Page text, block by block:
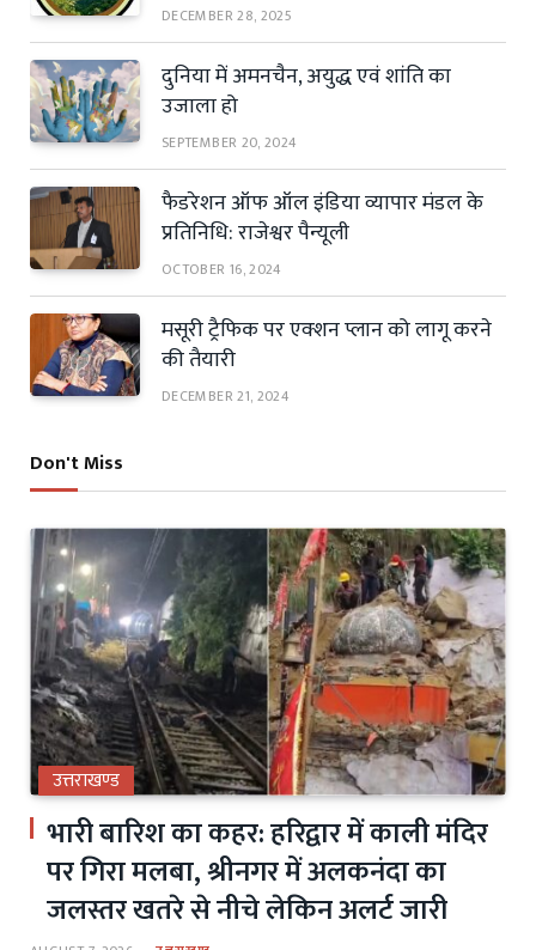
DECEMBER 28, 2025
दुनिया में अमनचैन, अयुद्ध एवं शांति का
उजाला हो
SEPTEMBER 20, 2024
फैडरेशन ऑफ ऑल इंडिया व्यापार मंडल के
प्रतिनिधि: राजेश्वर पैन्यूली
OCTOBER 16, 2024
मसूरी ट्रैफिक पर एक्शन प्लान को लागू करने
की तैयारी
DECEMBER 21, 2024
Don't Miss
उत्तराखण्ड
भारी बारिश का कहर: हरिद्वार में काली मंदिर
पर गिरा मलबा, श्रीनगर में अलकनंदा का
जलस्तर खतरे से नीचे लेकिन अलर्ट जारी